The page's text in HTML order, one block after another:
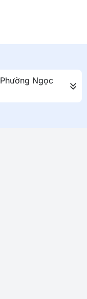
Ngọc